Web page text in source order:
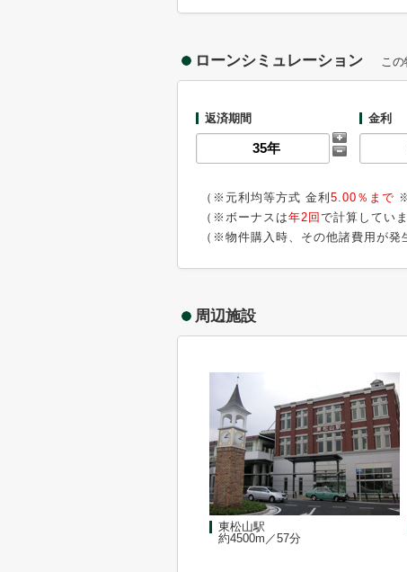
ローンシミュレーション こ
返済期間 金利
（※元利均等方式 金利 5.00％まで
（※ボーナスは年2回 で計算していま
（※物件購入時、その他諸費用が発
周辺施設
東松山駅
約4500m／57分